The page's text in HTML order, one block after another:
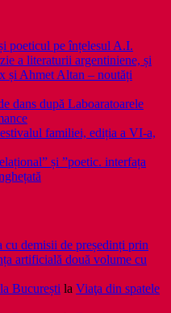
poeticul pe înțelesul A.I.
a literaturii argentiniene, și
și Ahmet Altan – noutăți
dans după Laboaratoarele
familiei, ediția a VI-a,
și ”poetic. interfața
cu demisii de președinți prin
artificială două volume cu
București la Viaţa din spatele